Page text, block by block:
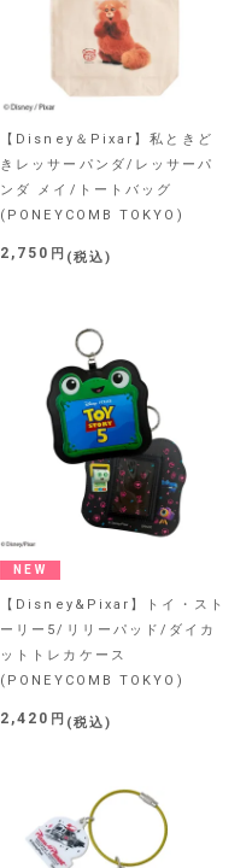
【Disney＆Pixar】私ときど
きレッサーパンダ/レッサーパ
ンダ メイ/トートバッグ
(PONEYCOMB TOKYO)
2,750 税込
NEW
【Disney&Pixar】トイ・スト
ーリー5/リリーパッド/ダイカ
ットトレカケース
(PONEYCOMB TOKYO)
2,420 税込